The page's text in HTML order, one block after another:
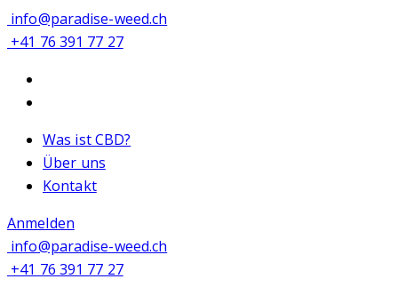
info@paradise-weed.ch
+41 76 391 77 27
Was ist CBD?
Über uns
Kontakt
Anmelden
info@paradise-weed.ch
+41 76 391 77 27